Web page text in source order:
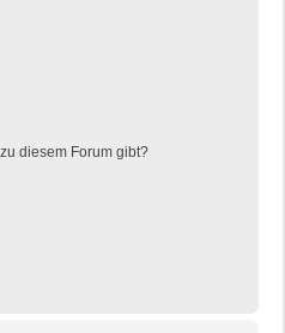
diesem Forum gibt?